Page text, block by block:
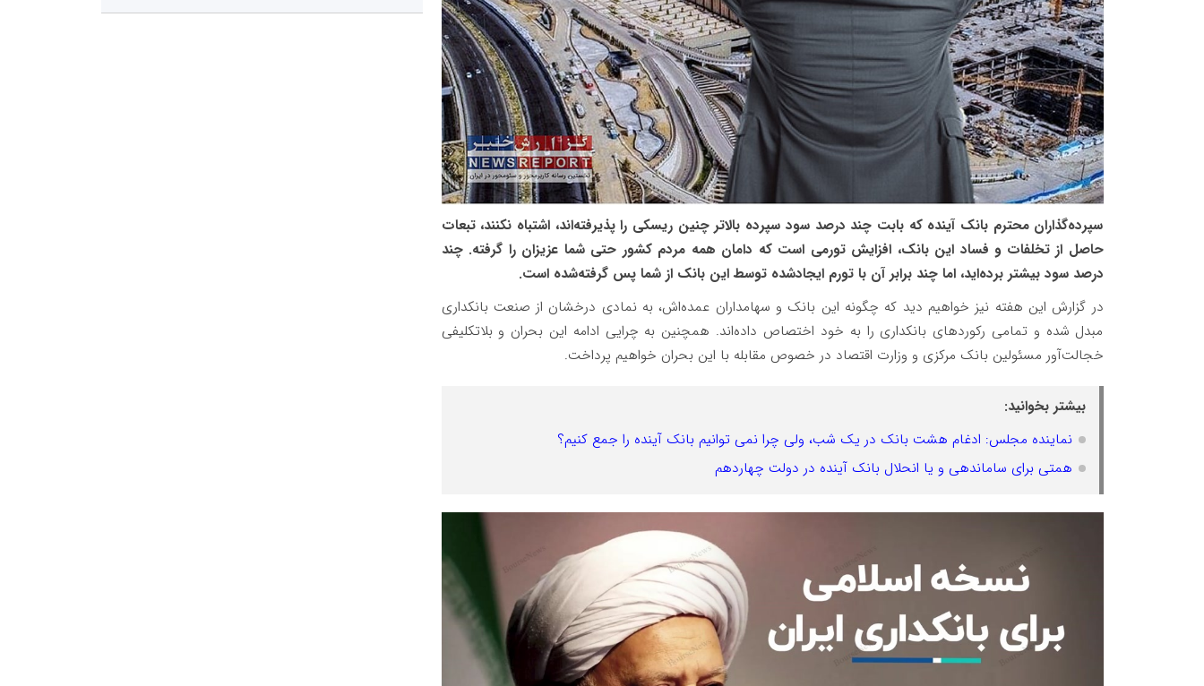
سپرده‌گذاران محترم بانک آینده که بابت چند درصد سود سپرده بالاتر چنین ریسکی را پذیرفته‌اند، اشتباه نکنند، تبعات
حاصل از تخلفات و فساد این بانک، افزایش تورمی است که دامان همه مردم کشور حتی شما عزیزان را گرفته. چند
درصد سود بیشتر برده‌اید، اما چند برابر آن با تورم ایجادشده توسط این بانک از شما پس گرفته‌شده است.
در گزارش این هفته نیز خواهیم دید که چگونه این بانک و سهامداران عمده‌اش، به نمادی درخشان از صنعت بانکداری
مبدل شده و تمامی رکورد‌های بانکداری را به خود اختصاص داده‌اند. همچنین به چرایی ادامه این بحران و بلاتکلیفی
خجالت‌آور مسئولین بانک مرکزی و وزارت اقتصاد در خصوص مقابله با این بحران خواهیم پرداخت.
بیشتر بخوانید:
نماینده مجلس: ادغام هشت بانک در یک شب، ولی چرا نمی توانیم بانک آینده را جمع کنیم؟
همتی برای ساماندهی و یا انحلال بانک آینده در دولت چهاردهم